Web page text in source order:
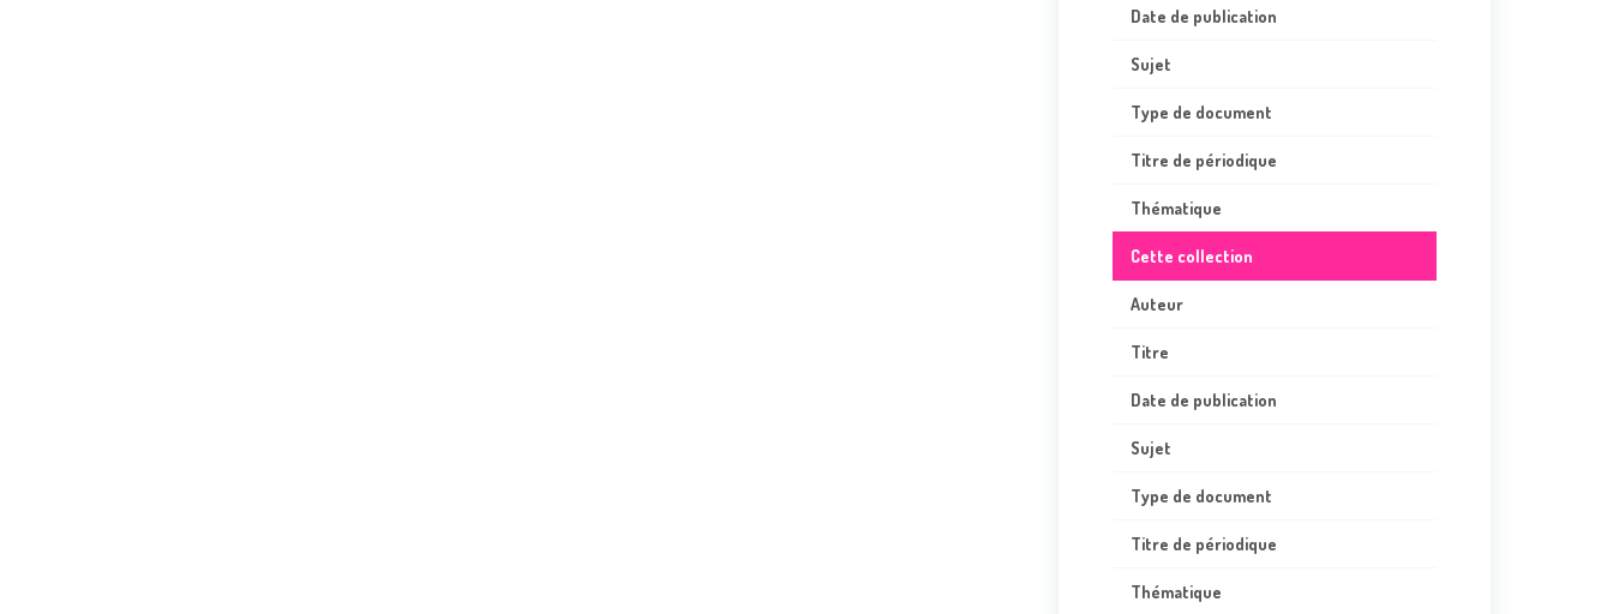
Date de publication
Sujet
Type de document
Titre de périodique
Thématique
Cette collection
Auteur
Titre
Date de publication
Sujet
Type de document
Titre de périodique
Thématique